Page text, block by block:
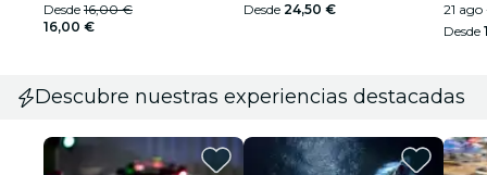
Desde 16,00 €
16,00 €
Desde 24,50 €
21 ago
Desde
Descubre nuestras experiencias destacadas